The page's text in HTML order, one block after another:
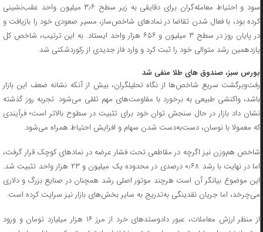
سود و احتیاط معامله‌گران برای دقایقی به زیر سطح ۳٫۶ میلیون واحد عقب‌نشینی
کرده بود، با فعال شدن تقاضا در نمادهای شاخص‌ساز، مسیر صعودی خود را بازیافت و
در پایان روز در سطح ۳ میلیون و ۶۵۶ هزار واحد ایستاد. به این ترتیب، شاخص کل
یازدهمین رشد متوالی خود را ثبت کرد و وارد فاز جدیدی از رکوردشکنی شد.
بورس سبز، صندوق های طلا منفی شد
رفت‌وبرگشت سریع شاخص‌ها از نگاه تحلیلگران، بیش از آنکه نشانه ضعف این بازار
باشد، واکنشی طبیعی به برخورد با مقاومت‌های مهم تلقی می‌شود. تجربه روز گذشته
نشان داد بازار در حال سنجش توان خود برای تثبیت در سطوح بالاتر است؛ فرآیندی
که معمولا با نوسان، دست‌به‌دست شدن سهام و افزایش احتیاط همراه می‌شود.
شاخص هم‌وزن نیز اگرچه در مقاطعی تحت فشار عرضه در نمادهای کوچک قرار گرفت،
اما در نهایت با رشد ۰٫۶۸ درصدی در محدوده یک میلیون و ۲۳ هزار واحد تثبیت شد.
این موضوع بیانگر آن است هرچند موتور اصلی رشد همچنان در صنایع بزرگ و دلاری
می‌چرخد، اما جریان نقدینگی به‌تدریج به سایر بخش‌های بازار نیز سرایت کرده است.
از منظر ارزش معاملات، عبور دادوستدهای خرد از مرز ۱۶ هزار میلیارد تومان و ورود